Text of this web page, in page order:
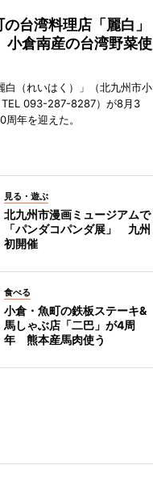
台湾料理店「麗白」
倉南産の台湾野菜使
白（れいはく）」（北九州市小
TEL 093-287-8287）が8月3
周年を迎えた。
見る・遊ぶ
北九州市漫画ミュージアムで
「パンダコパンダ展」 九州
初開催
食べる
小倉・魚町の鉄板ステーキ&
馬しゃぶ店「二巴」が4周
年 熊本産馬肉使う